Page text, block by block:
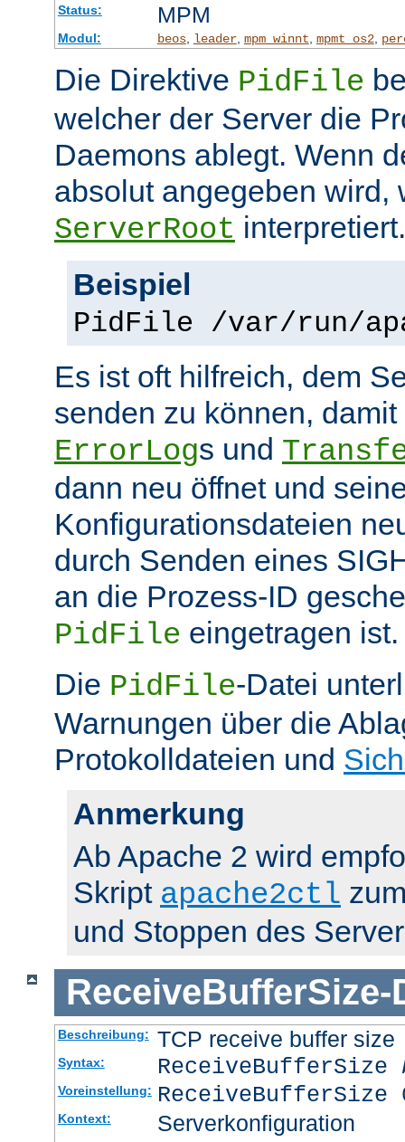
Status: MPM
Modul: beos, leader, mpm_winnt mpmt_os2,
Die Direktive PidFile
welcher der Server die
Daemons ablegt. Wenn
absolut angegeben wird,
ServerRoot interpretiert.
Beispiel
PidFile /var/run/
Es ist oft hilfreich, dem
senden zu können,
ErrorLogs und
dann neu öffnet und
Konfigurationsdateien
durch Senden eines
an die Prozess-ID
PidFile eingetragen ist.
Die PidFile-Datei
Warnungen über die
Protokolldateien und
Anmerkung
Ab Apache 2 wird
Skript apache2ctl
und Stoppen des
ReceiveBufferSize-
Beschreibung: TCP receive buffer size
Syntax: ReceiveBufferSize
Voreinstellung: ReceiveBufferSize
Kontext: Serverkonfiguration